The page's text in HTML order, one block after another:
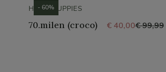
HUSH PUPPIES
70.milen (croco) € 40,00€ 99,99
- 60%